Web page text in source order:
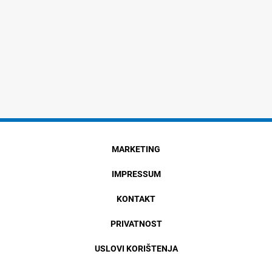
MARKETING
IMPRESSUM
KONTAKT
PRIVATNOST
USLOVI KORIŠTENJA